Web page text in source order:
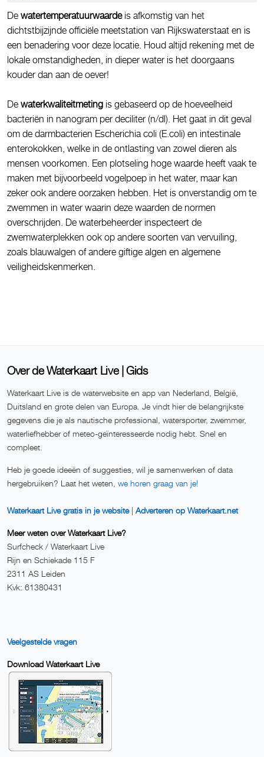
De watertemperatuurwaardeis afkomstig van het
dichtstbijzijnde officiële meetstation van Rijkswaterstaat en is
een benadering voor deze locatie. Houd altijd rekening met de
lokale omstandigheden, in dieper water is het doorgaans
kouder dan aan de oever!
De waterkwaliteitmeting is gebaseerd op de hoeveelheid
bacteriën in nanogram per deciliter (n/dl). Het gaat in dit geval
om de darmbacterien Escherichia coli (E.coli) en intestinale
enterokokken, welke in de ontlasting van zowel dieren als
mensen voorkomen. Een plotseling hoge waarde heeft vaak te
maken met bijvoorbeeld vogelpoep in het water, maar kan
zeker ook andere oorzaken hebben. Het is onverstandig om te
zwemmen in water waarin deze waarden de normen
overschrijden. De waterbeheerder inspecteert de
zwemwaterplekken ook op andere soorten van vervuiling,
zoals blauwalgen of andere giftige algen en algemene
veiligheidskenmerken.
Over de Waterkaart Live | Gids
Waterkaart Live is de waterwebsite en app van Nederland, België,
Duitsland en grote delen van Europa. Je vindt hier de belangrijkste
gegevens die je als nautische professional, watersporter, zwemmer,
waterliefhebber of meteo-geïnteresseerde nodig hebt. Snel en
compleet.
Heb je goede ideeën of suggesties, wil je samenwerken of data
hergebruiken? Laat het weten, we horen graag van je!
Waterkaart Live gratis in je website| Adverteren op Waterkaart.net
Meer weten over Waterkaart Live?
Surfcheck / Waterkaart Live
Rijn en Schiekade 115 F
2311 AS Leiden
Kvk: 61380431
Veelgestelde vragen
Download Waterkaart Live